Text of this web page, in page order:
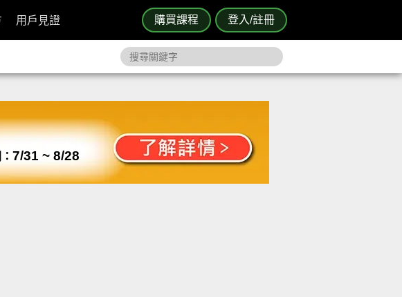
購買課程 登入/註冊
用戶見證
7/31 ~ 8/28